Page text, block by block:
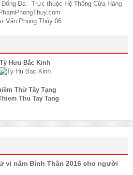
Tỳ Hưu Bắc Kinh
Thừ Tây Tạng
vi năm Bính Thân 2016 cho người